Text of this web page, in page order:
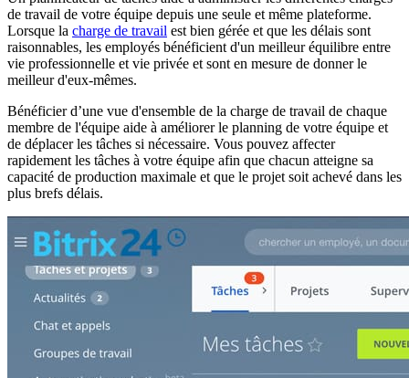
de travail de votre équipe depuis une seule et même plateforme.
Lorsque la charge de travail est bien gérée et que les délais sont
raisonnables, les employés bénéficient d'un meilleur équilibre entre
vie professionnelle et vie privée et sont en mesure de donner le
meilleur d'eux-mêmes.
Bénéficier d’une vue d'ensemble de la charge de travail de chaque
membre de l'équipe aide à améliorer le planning de votre équipe et
de déplacer les tâches si nécessaire. Vous pouvez affecter
rapidement les tâches à votre équipe afin que chacun atteigne sa
capacité de production maximale et que le projet soit achevé dans les
plus brefs délais.